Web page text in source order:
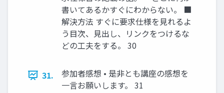
書いてあるかすぐにわからない。 ■
解決方法 すぐに要求仕様を見れるよ
う目次、見出し、リンクをつけるな
どの工夫をする。 30
31.
参加者感想 • 是非とも講座の感想を
一言お願いします。 31